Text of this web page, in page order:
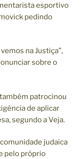
esportivo
pedindo
na Justiça”,
sobre o
também patrocinou
de aplicar
segundo a Veja.
judaica
pelo próprio